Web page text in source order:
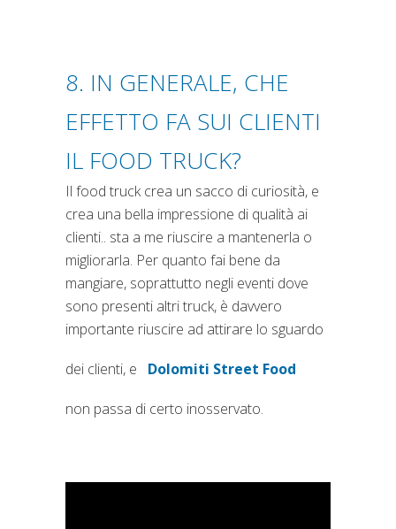
8. IN GENERALE, CHE
EFFETTO FA SUI CLIENTI
IL FOOD TRUCK?
Il food truck crea un sacco di curiosità, e
crea una bella impressione di qualità ai
clienti.. sta a me riuscire a mantenerla o
migliorarla. Per quanto fai bene da
mangiare, soprattutto negli eventi dove
sono presenti altri truck, è davvero
importante riuscire ad attirare lo sguardo
dei clienti, e Dolomiti Street Food
non passa di certo inosservato.